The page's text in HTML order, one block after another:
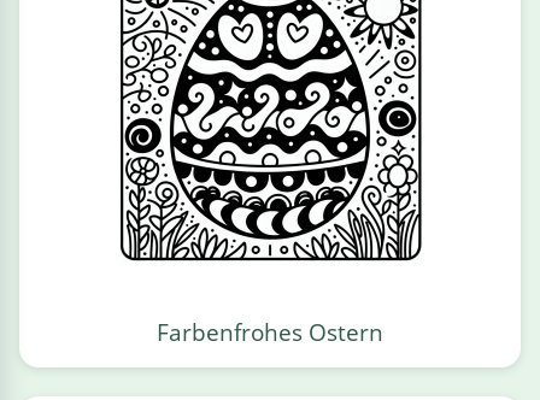
Farbenfrohes Ostern